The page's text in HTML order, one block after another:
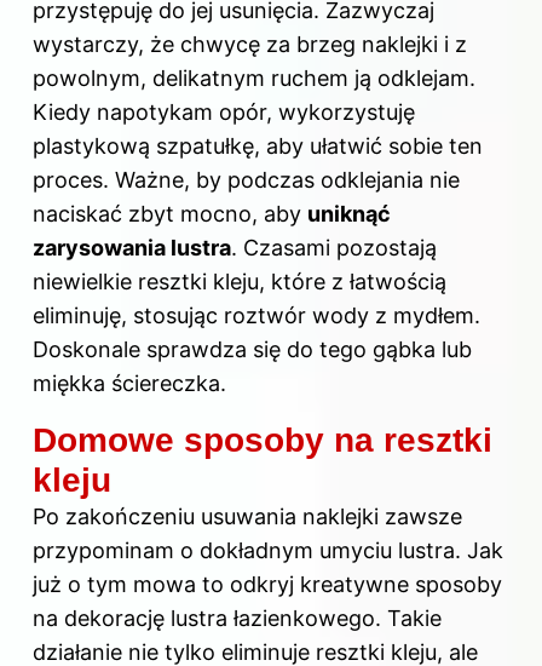
przystępuję do jej usunięcia. Zazwyczaj
wystarczy, że chwycę za brzeg naklejki i z
powolnym, delikatnym ruchem ją odklejam.
Kiedy napotykam opór, wykorzystuję
plastykową szpatułkę, aby ułatwić sobie ten
proces. Ważne, by podczas odklejania nie
naciskać zbyt mocno, aby uniknąć
zarysowania lustra. Czasami pozostają
niewielkie resztki kleju, które z łatwością
eliminuję, stosując roztwór wody z mydłem.
Doskonale sprawdza się do tego gąbka lub
miękka ściereczka.
Domowe sposoby na resztki
kleju
Po zakończeniu usuwania naklejki zawsze
przypominam o dokładnym umyciu lustra. Jak
już o tym mowa to odkryj kreatywne sposoby
na dekorację lustra łazienkowego. Takie
działanie nie tylko eliminuje resztki kleju, ale